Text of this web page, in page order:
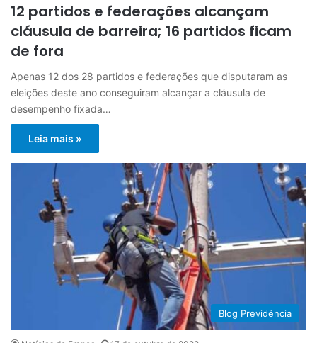
12 partidos e federações alcançam
cláusula de barreira; 16 partidos ficam
de fora
Apenas 12 dos 28 partidos e federações que disputaram as
eleições deste ano conseguiram alcançar a cláusula de
desempenho fixada…
Leia mais »
Blog Previdência